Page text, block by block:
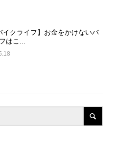
イクライフ】お金をかけないバ
はこ...